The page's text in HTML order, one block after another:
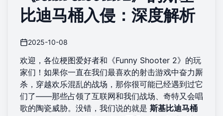
比迪马桶入侵：深度解析
2025-10-08
欢迎，各位梗图爱好者和《Funny Shooter 2》的玩
家们！如果你一直在我们最喜欢的射击游戏中奋力厮
杀，穿越欢乐混乱的战场，那你很可能已经遇到过它
们了——那些占领了互联网和我们战场、奇特又会唱
歌的陶瓷威胁。没错，我们说的就是 斯基比迪马桶